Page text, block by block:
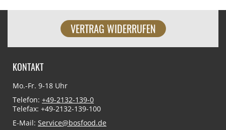
VERTRAG WIDERRUFEN
KONTAKT
Mo.-Fr. 9-18 Uhr
Telefon: +49-2132-139-0
Telefax: +49-2132-139-100
E-Mail: Service@bosfood.de